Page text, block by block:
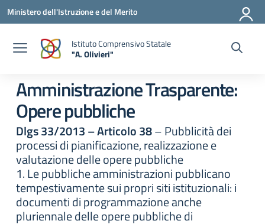
Vai ai contenuti
Vai al menu di navigazione
Vai al footer
Ministero dell'Istruzione e del Merito
Istituto Comprensivo Statale
"A. Olivieri"
Amministrazione Trasparente:
Opere pubbliche
Dlgs 33/2013 – Articolo 38– Pubblicità dei
processi di pianificazione, realizzazione e
valutazione delle opere pubbliche
1. Le pubbliche amministrazioni pubblicano
tempestivamente sui propri siti istituzionali: i
documenti di programmazione anche
pluriennale delle opere pubbliche di